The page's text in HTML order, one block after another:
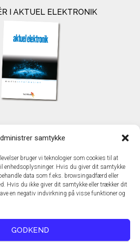
samtykke
bruger vi teknologier som cookies til at
enhedsoplysninger. Hvis du giver dit samtykke
data som f.eks. browsingadfærd eller
Hvis du ikke giver dit samtykke eller trækker dit
en negativ indvirkning på visse funktioner og
GODKEND
I AKTUEL ELEKTRONIK
TechMedia A/S
DK - 2600 Glostrup
www.techmedia.dk
+45 43 24 26 28
info@techmedia.dk